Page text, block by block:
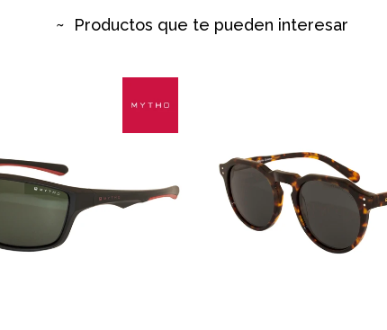
Productos que te pueden interesar